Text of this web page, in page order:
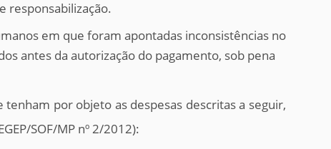
responsabilização.
em que foram apontadas inconsistências no
antes da autorização do pagamento, sob pena
por objeto as despesas descritas a seguir,
SOF/MP nº 2/2012):